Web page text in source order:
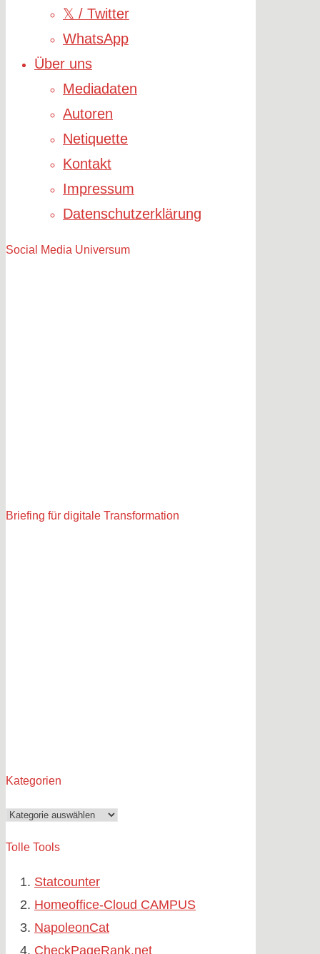
𝕏 / Twitter
WhatsApp
Über uns
Mediadaten
Autoren
Netiquette
Kontakt
Impressum
Datenschutzerklärung
Social Media Universum
Briefing für digitale Transformation
Kategorien
Kategorien
Tolle Tools
Statcounter
Homeoffice-Cloud CAMPUS
NapoleonCat
CheckPageRank.net